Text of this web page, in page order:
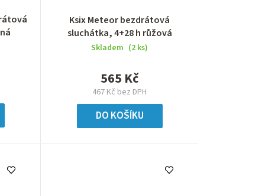
Ksix Meteor bezdrátová
sluchátka, 4+28 h růžová
Skladem (2 ks)
467 Kč bez DPH
565 Kč
DO KOŠÍKU